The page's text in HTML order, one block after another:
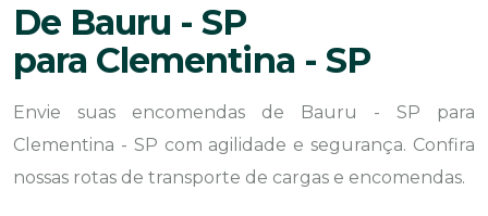
De Bauru - SP
para Clementina - SP
Envie suas encomendas de Bauru - SP para
Clementina - SP com agilidade e segurança. Confira
nossas rotas de transporte de cargas e encomendas.